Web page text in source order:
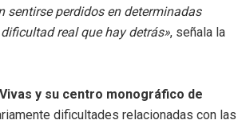
sentirse perdidos en determinadas
real que hay detrás», señala la
y su centro monográfico de
dificultades relacionadas con las